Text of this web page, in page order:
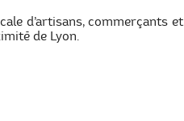
d’artisans, commerçants et
de Lyon.